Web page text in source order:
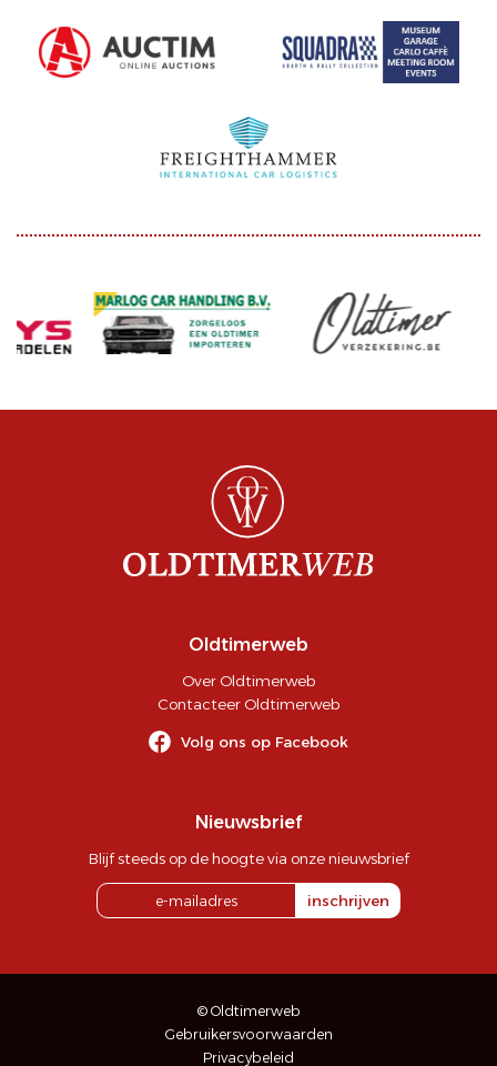
Oldtimerweb
Over Oldtimerweb
Contacteer Oldtimerweb
Volg ons op Facebook
Nieuwsbrief
Blijf steeds op de hoogte via onze nieuwsbrief
inschrijven
© Oldtimerweb
Gebruikersvoorwaarden
Privacybeleid